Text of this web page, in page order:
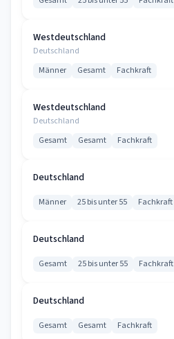
Westdeutschland
Deutschland
Männer Gesamt Fachkraft
Westdeutschland
Deutschland
Gesamt Gesamt Fachkraft
Deutschland
Männer 25 bis unter 55 Fachkraft
Deutschland
Gesamt 25 bis unter 55 Fachkraft
Deutschland
Gesamt Gesamt Fachkraft